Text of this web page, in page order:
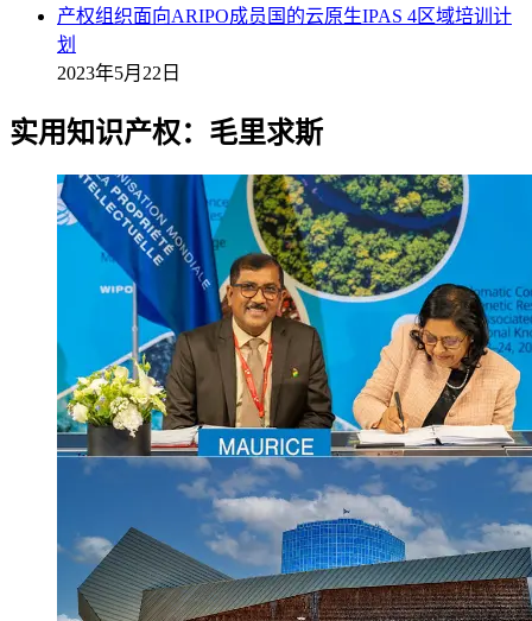
产权组织面向ARIPO成员国的云原生IPAS 4区域培训计
划
2023年5月22日
实用知识产权：毛里求斯